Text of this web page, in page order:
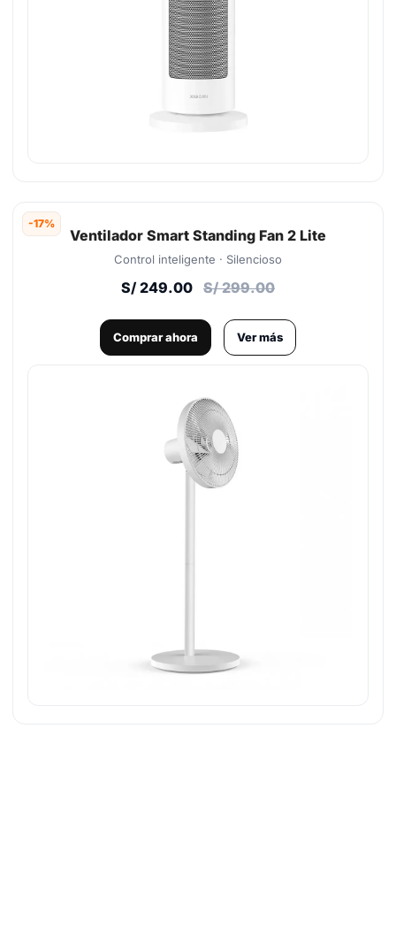
-17%
Ventilador Smart Standing Fan 2 Lite
Control inteligente · Silencioso
S/ 249.00 S/ 299.00
Comprar ahora Ver más